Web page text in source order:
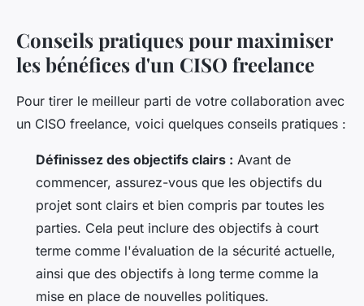
Conseils pratiques pour maximiser
les bénéfices d'un CISO freelance
Pour tirer le meilleur parti de votre collaboration avec
un CISO freelance, voici quelques conseils pratiques :
Définissez des objectifs clairs : Avant de
commencer, assurez-vous que les objectifs du
projet sont clairs et bien compris par toutes les
parties. Cela peut inclure des objectifs à court
terme comme l'évaluation de la sécurité actuelle,
ainsi que des objectifs à long terme comme la
mise en place de nouvelles politiques.